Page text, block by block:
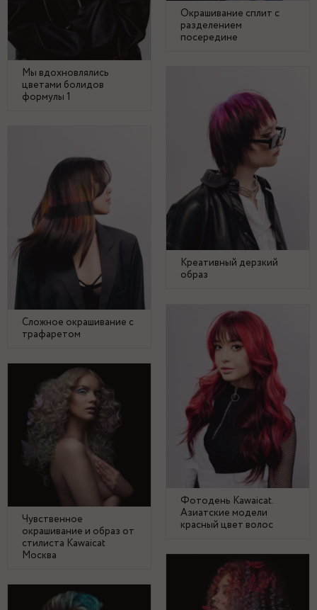
Мы вдохновлялись
цветами болидов
формулы 1
Окрашивание сплит с
разделением
посередине
Креативный дерзкий
образ
Сложное окрашивание с
трафаретом
Фотодень Kawaicat.
Азиатские модели
красный цвет волос
Чувственное
окрашивание и образ от
стилиста Kawaicat
Москва